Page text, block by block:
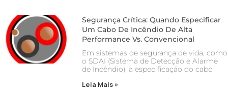
Segurança Crítica: Quando Especificar
Um Cabo De Incêndio De Alta
Performance Vs. Convencional
Em sistemas de segurança de vida, como
o SDAI (Sistema de Detecção e Alarme
de Incêndio), a especificação do cabo
Leia Mais »